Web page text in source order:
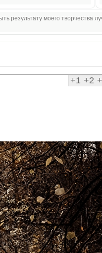
результату моего творчества
+1 +2